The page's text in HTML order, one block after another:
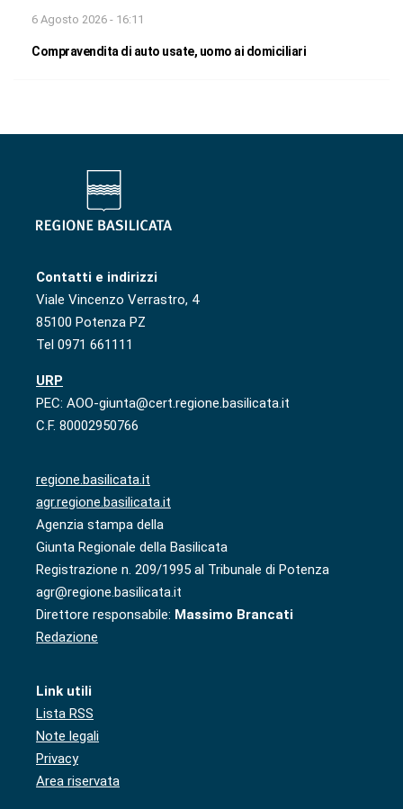
6 Agosto 2026 - 16:11
Compravendita di auto usate, uomo ai domiciliari
Contatti e indirizzi
Viale Vincenzo Verrastro, 4
85100 Potenza PZ
Tel 0971 661111
URP
PEC: AOO-giunta@cert.regione.basilicata.it
C.F. 80002950766
regione.basilicata.it
agr.regione.basilicata.it
Agenzia stampa della
Giunta Regionale della Basilicata
Registrazione n. 209/1995 al Tribunale di Potenza
agr@regione.basilicata.it
Direttore responsabile: Massimo Brancati
Redazione
Link utili
Lista RSS
Note legali
Privacy
Area riservata